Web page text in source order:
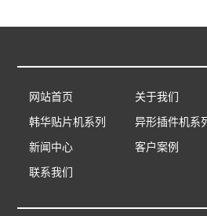
网站首页 关于我们
韩华贴片机系列
异形插件机系
新闻中心
客户案例
联系我们